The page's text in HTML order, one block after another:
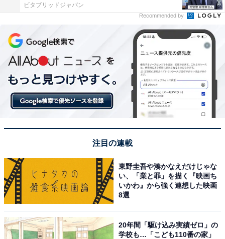
野球界屈指の激戦区である大阪府において決して強豪で
はない高校にいたことでなかなか勝ちに恵まれず、最高
成績は高校3年生時に出場した府大会のベスト4でした。
ところがプロのスカウトたちは江夏の砲丸投げ仕込みの
重いストレートと打者との駆け引きに長けた投球術を高
く評価。結果的にドラフト会議時は阪神のほかに巨人な
ど合わせて4球団が競合しました。
1年目からいきなり12勝を挙げて主戦投手の仲間入りを
果たすと、カーブを覚えた2年目の68年には25勝を挙げ
て最多勝を獲得。この年に記録したシーズン奪三振記録
401はいまだに更新されていない大記録として燦然と輝
いています。
ビタブリッドジャパン
Recommended by
注目の連載
東野圭吾や湊かなえだけじゃな
い、「業と罪」を描く『映画ち
いかわ』から強く連想した映画
8選
20年間「駆け込み実績ゼロ」の
学校も…「こども110番の家」